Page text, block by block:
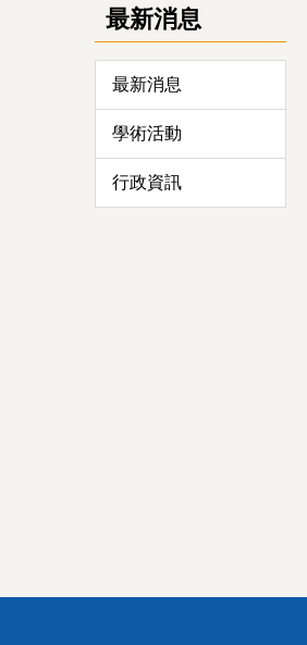
最新消息
最新消息
學術活動
行政資訊